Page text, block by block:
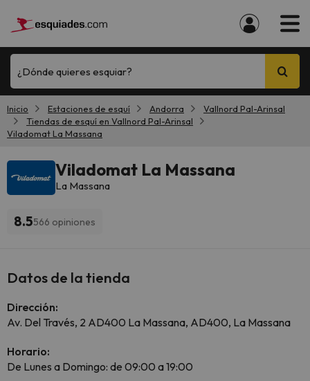
¿Dónde quieres esquiar?
Inicio Estaciones de esquí Andorra
Vallnord Pal-Arinsal
Tiendas de esquí en Vallnord Pal-Arinsal
Viladomat La Massana
Viladomat La Massana
La Massana
8.5566 opiniones
Datos de la tienda
Dirección:
Av. Del Través, 2 AD400 La Massana, AD400, La Massana
Horario:
De Lunes a Domingo: de 09:00 a 19:00